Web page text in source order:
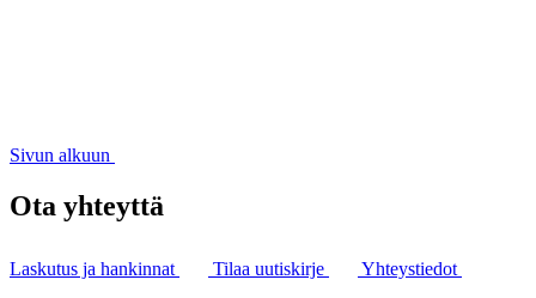
Sivun alkuun
Ota yhteyttä
Laskutus ja hankinnat Tilaa uutiskirje Yhteystiedot